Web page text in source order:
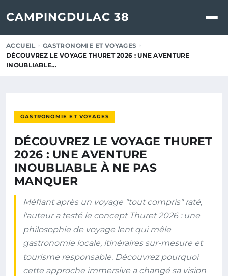
CAMPINGDULAC 38
ACCUEIL
GASTRONOMIE ET VOYAGES
DÉCOUVREZ LE VOYAGE THURET 2026 : UNE AVENTURE
INOUBLIABLE…
GASTRONOMIE ET VOYAGES
DÉCOUVREZ LE VOYAGE THURET
2026 : UNE AVENTURE
INOUBLIABLE À NE PAS
MANQUER
Méfiant après un voyage "tout compris" raté,
l'auteur a testé le concept Thuret 2026 : une
philosophie de voyage lent qui mêle
gastronomie locale, itinéraires sur-mesure et
tourisme responsable. Découvrez pourquoi
cette approche immersive a changé sa vision